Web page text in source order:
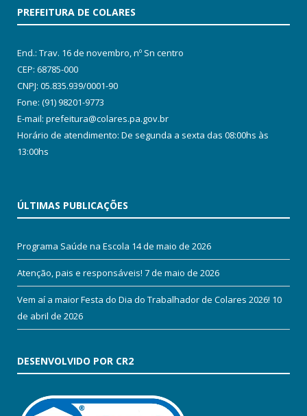
PREFEITURA DE COLARES
End.: Trav. 16 de novembro, nº Sn centro
CEP: 68785-000
CNPJ: 05.835.939/0001-90
Fone: (91) 98201-9773
E-mail: prefeitura@colares.pa.gov.br
Horário de atendimento: De segunda a sexta das 08:00hs às
13:00hs
ÚLTIMAS PUBLICAÇÕES
Programa Saúde na Escola 14 de maio de 2026
Atenção, pais e responsáveis! 7 de maio de 2026
Vem aí a maior Festa do Dia do Trabalhador de Colares 2026! 10
de abril de 2026
DESENVOLVIDO POR CR2